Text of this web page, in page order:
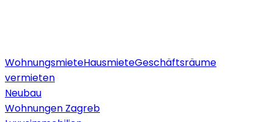
WohnungsmieteHausmieteGeschäftsräume
vermieten
Neubau
Wohnungen Zagreb